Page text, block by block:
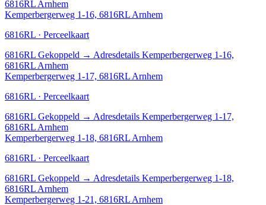
6816RL Arnhem
Kemperbergerweg 1-16, 6816RL Arnhem
6816RL · Perceelkaart
6816RL Gekoppeld → Adresdetails Kemperbergerweg 1-16,
6816RL Arnhem
Kemperbergerweg 1-17, 6816RL Arnhem
6816RL · Perceelkaart
6816RL Gekoppeld → Adresdetails Kemperbergerweg 1-17,
6816RL Arnhem
Kemperbergerweg 1-18, 6816RL Arnhem
6816RL · Perceelkaart
6816RL Gekoppeld → Adresdetails Kemperbergerweg 1-18,
6816RL Arnhem
Kemperbergerweg 1-21, 6816RL Arnhem